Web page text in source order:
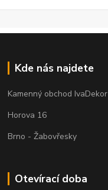
Kde nás najdete
Kamenný obchod IvaDekor
Horova 16
Brno - Žabovřesky
Otevírací doba